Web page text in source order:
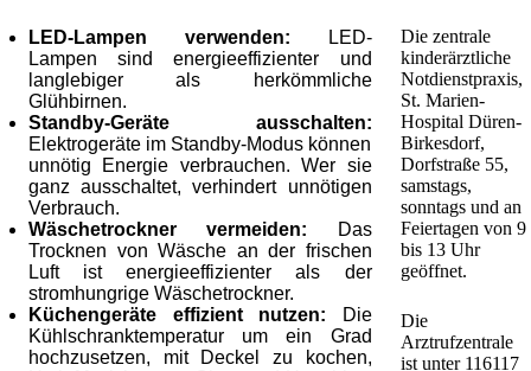
LED-Lampen verwenden: LED-
Lampen sind energieeffizienter und
langlebiger als herkömmliche
Glühbirnen.
Standby-Geräte ausschalten:
Elektrogeräte im Standby-Modus können
unnötig Energie verbrauchen. Wer sie
ganz ausschaltet, verhindert unnötigen
Verbrauch.
Wäschetrockner vermeiden: Das
Trocknen von Wäsche an der frischen
Luft ist energieeffizienter als der
stromhungrige Wäschetrockner.
Küchengeräte effizient nutzen: Die
Kühlschranktemperatur um ein Grad
hochzusetzen, mit Deckel zu kochen,
Die zentrale
kinderärztliche
Notdienstpraxis,
St. Marien-
Hospital Düren-
Birkesdorf,
Dorfstraße 55,
samstags,
sonntags und an
Feiertagen von 9
bis 13 Uhr
geöffnet.
Die
Arztrufzentrale
ist unter 116117